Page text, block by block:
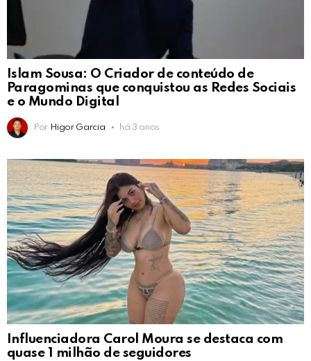
Islam Sousa: O Criador de conteúdo de
Paragominas que conquistou as Redes Sociais
e o Mundo Digital
Por Higor Garcia há 3 anos
Influenciadora Carol Moura se destaca com
quase 1 milhão de seguidores